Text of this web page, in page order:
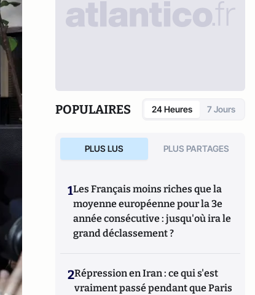
POPULAIRES 24 Heures 7 Jours
PLUS LUS PLUS PARTAGES
1Les Français moins riches que la
moyenne européenne pour la 3e
année consécutive : jusqu'où ira le
grand déclassement ?
2Répression en Iran : ce qui s'est
vraiment passé pendant que Paris